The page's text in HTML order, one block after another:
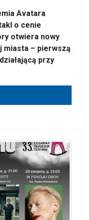
Avatara
o cenie
otwiera nowy
miasta – pierwszą
przy